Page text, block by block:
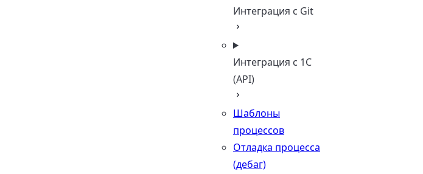
Интеграция с Git
Интеграция с 1С
(API)
Шаблоны
процессов
Отладка процесса
(дебаг)